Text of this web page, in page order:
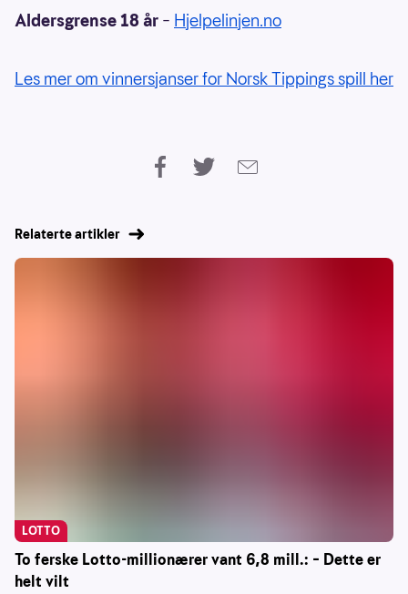
Aldersgrense 18 år – Hjelpelinjen.no
Les mer om vinnersjanser for Norsk Tippings spill her
Relaterte artikler
To ferske Lotto-millionærer vant 6,8 mill.: – Dette er
helt vilt
LOTTO